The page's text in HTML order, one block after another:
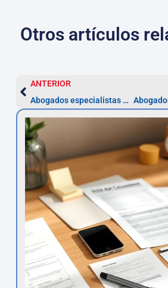
Otros artículos
ANTERIOR
Abogados especialistas en conflictos entre clubes y deportistas en Córdoba